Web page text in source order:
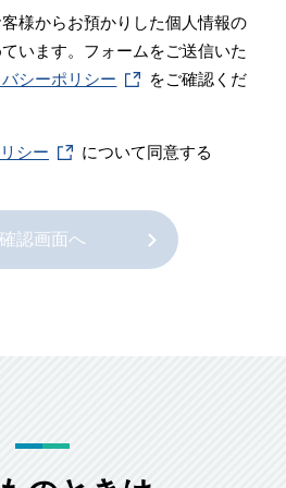
様からお預かりした個人情報の
います。 フォームをご送信いた
シーポリシー
をご確認くだ
シー について同意する
確認画面へ